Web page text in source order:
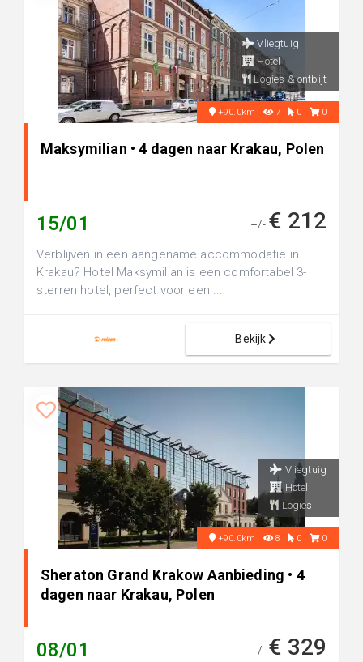
Vliegtuig
Hotel
Logies & ontbijt
+90.0km 7 0 0
Maksymilian • 4 dagen naar Krakau, Polen
15/01 +/- € 212
Verblijven in een aangename accommodatie in
Krakau? Hotel Maksymilian is een comfortabel 3-
sterren hotel, perfect voor een ...
Bekijk
Vliegtuig
Hotel
Logies
+90.0km 8 0 0
Sheraton Grand Krakow Aanbieding • 4
dagen naar Krakau, Polen
08/01 +/- € 329